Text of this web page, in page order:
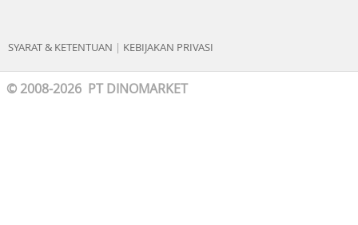
SYARAT & KETENTUAN | KEBIJAKAN PRIVASI
© 2008-2026 PT DINOMARKET